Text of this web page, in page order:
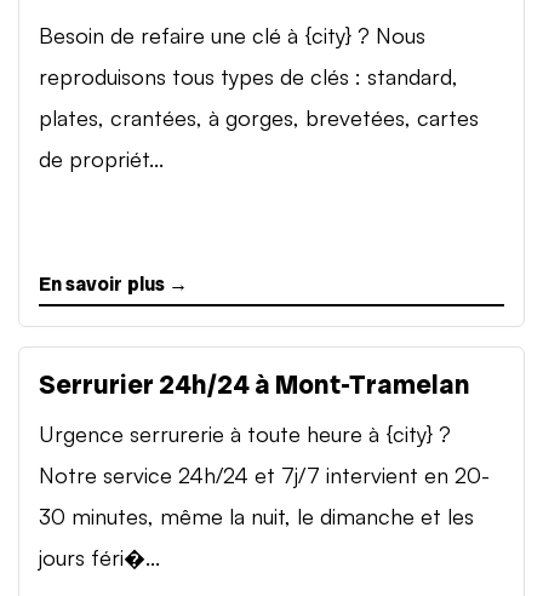
Besoin de refaire une clé à {city} ? Nous
reproduisons tous types de clés : standard,
plates, crantées, à gorges, brevetées, cartes
de propriét...
En savoir plus →
Serrurier 24h/24 à Mont-Tramelan
Urgence serrurerie à toute heure à {city} ?
Notre service 24h/24 et 7j/7 intervient en 20-
30 minutes, même la nuit, le dimanche et les
jours féri�...